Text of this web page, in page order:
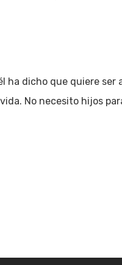
ha dicho que quiere ser
No necesito hijos